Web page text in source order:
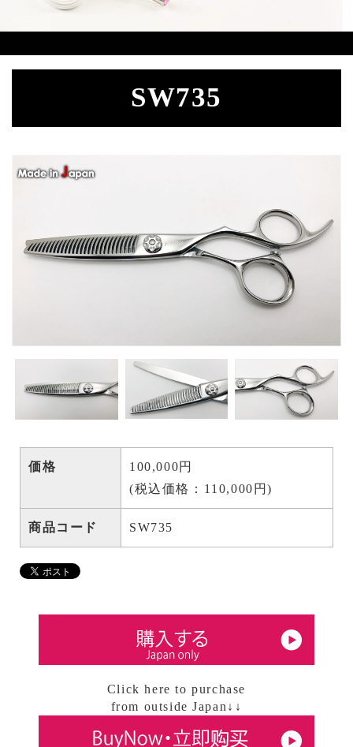
SW735
価格
100,000円
(税込価格：110,000円)
商品コード SW735
Click here to purchase
from outside Japan↓↓